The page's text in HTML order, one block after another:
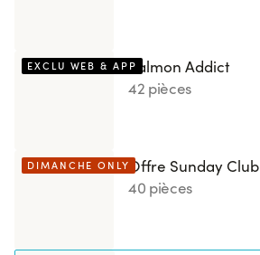
EXCLU WEB & APPSalmon Addict
42 pièces
DIMANCHE ONLY Offre Sunday Club
40 pièces